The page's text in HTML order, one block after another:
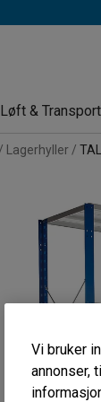
Løft & Transport
Lagerhyller
Vi bruker
annonser,